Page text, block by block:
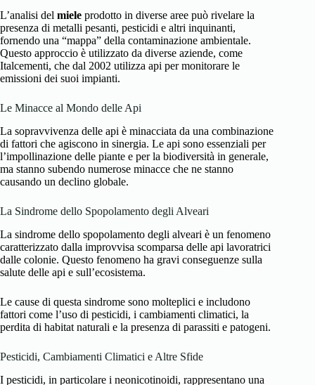
L’analisi del miele prodotto in diverse aree può rivelare la
presenza di metalli pesanti, pesticidi e altri inquinanti,
fornendo una “mappa” della contaminazione ambientale.
Questo approccio è utilizzato da diverse aziende, come
Italcementi, che dal 2002 utilizza api per monitorare le
emissioni dei suoi impianti.
Le Minacce al Mondo delle Api
La sopravvivenza delle api è minacciata da una combinazione
di fattori che agiscono in sinergia. Le api sono essenziali per
l’impollinazione delle piante e per la biodiversità in generale,
ma stanno subendo numerose minacce che ne stanno
causando un declino globale.
La Sindrome dello Spopolamento degli Alveari
La sindrome dello spopolamento degli alveari è un fenomeno
caratterizzato dalla improvvisa scomparsa delle api lavoratrici
dalle colonie. Questo fenomeno ha gravi conseguenze sulla
salute delle api e sull’ecosistema.
Le cause di questa sindrome sono molteplici e includono
fattori come l’uso di pesticidi, i cambiamenti climatici, la
perdita di habitat naturali e la presenza di parassiti e patogeni.
Pesticidi, Cambiamenti Climatici e Altre Sfide
I pesticidi, in particolare i neonicotinoidi, rappresentano una